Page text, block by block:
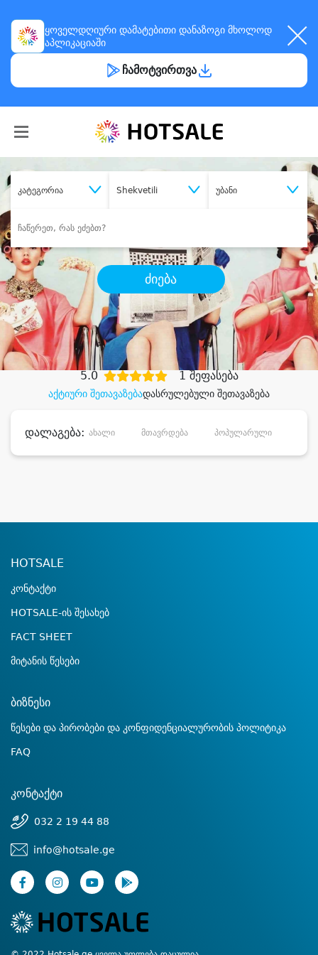
ყოველდღიური დამატებითი დანაზოგი მხოლოდ
აპლიკაციაში
ჩამოტვირთვა
კატეგორია Shekvetili უბანი
ძიება
შეიძინესასურველი მომსახურება
დიდი დანაზოგით
აქტიური შეთავაზებადასრულებული შეთავაზება
5.0 1 შეფასება
დალაგება: ახალი მთავრდება პოპულარული
HOTSALE
კონტაქტი
HOTSALE-ის შესახებ
FACT SHEET
მიტანის წესები
ბიზნესი
წესები და პირობები და კონფიდენციალურობის პოლიტიკა
FAQ
კონტაქტი
032 2 19 44 88
info@hotsale.ge